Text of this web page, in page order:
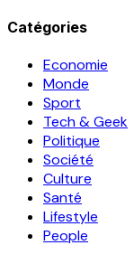
Catégories
Economie
Monde
Sport
Tech & Geek
Politique
Société
Culture
Santé
Lifestyle
People